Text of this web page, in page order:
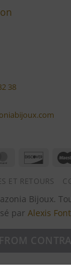
38
MasterCard
ET RETOURS
Bijoux.
par Alexis